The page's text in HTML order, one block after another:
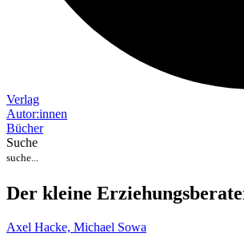
Verlag
Autor:innen
Bücher
Suche
Der kleine
Axel Hacke, Michael Sowa